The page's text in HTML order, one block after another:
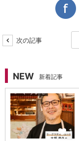
次の記事
NEW 新着記事
1